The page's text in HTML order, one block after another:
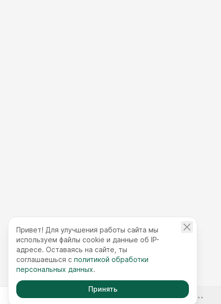
Привет! Для улучшения работы сайта мы
используем файлы cookie и данные об IP-
адресе. Оставаясь на сайте, ты
соглашаешься с политикой обработки
персональных данных.
Принять